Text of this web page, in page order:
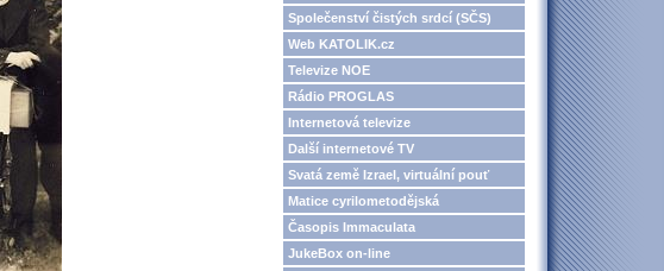
Společenství čistých srdcí (SČS)
Web KATOLIK.cz
Televize NOE
Rádio PROGLAS
Internetová televize
Další internetové TV
Svatá země Izrael, virtuální pouť
Matice cyrilometodějská
Časopis Immaculata
JukeBox on-line